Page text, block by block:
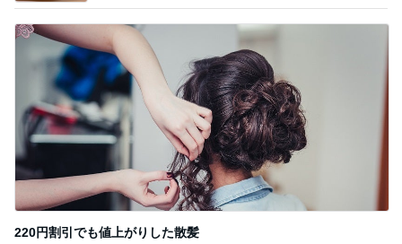
220円割引でも値上がりした散髪